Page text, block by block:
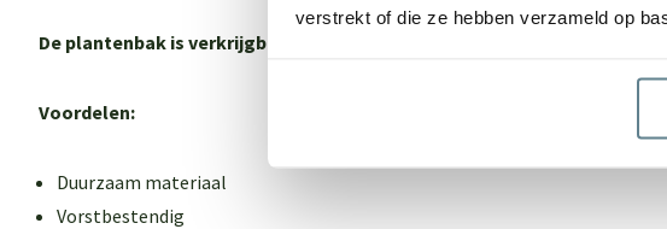
verstrekt of die ze hebben verzameld op
De plantenbak is verkrijgbaar in 3 kleuren:
Voordelen:
Duurzaam materiaal
Vorstbestendig